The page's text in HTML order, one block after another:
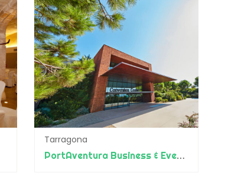
Tarragona
PortAventura Business & Events